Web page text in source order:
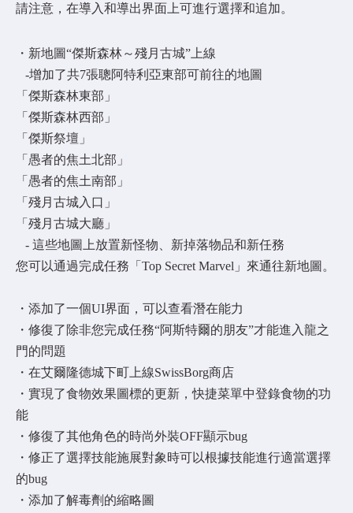
請注意，在導入和導出界面上可進行選擇和追加。
・新地圖“傑斯森林～殘月古城”上線
-增加了共7張聰阿特利亞東部可前往的地圖
「傑斯森林東部」
「傑斯森林西部」
「傑斯祭壇」
「愚者的焦土北部」
「愚者的焦土南部」
「殘月古城入口」
「殘月古城大廳」
- 這些地圖上放置新怪物、新掉落物品和新任務
您可以通過完成任務「Top Secret Marvel」來通往新地圖。
・添加了一個UI界面，可以查看潛在能力
・修復了除非您完成任務“阿斯特爾的朋友”才能進入龍之
門的問題
・在艾爾隆德城下町上線SwissBorg商店
・實現了食物效果圖標的更新，快捷菜單中登錄食物的功
能
・修復了其他角色的時尚外裝OFF顯示bug
・修正了選擇技能施展對象時可以根據技能進行適當選擇
的bug
・添加了解毒劑的縮略圖